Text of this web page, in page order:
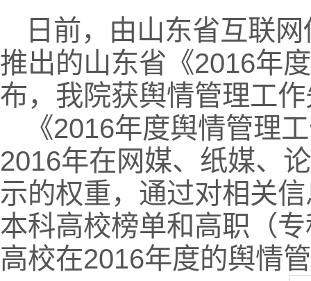
日前，由山东省互联
推出的山东省《2016年
布，我院获舆情管理工
《2016年度舆情管理
2016年在网媒、纸媒、
示的权重，通过对相关
本科高校榜单和高职（
高校在2016年度的舆情